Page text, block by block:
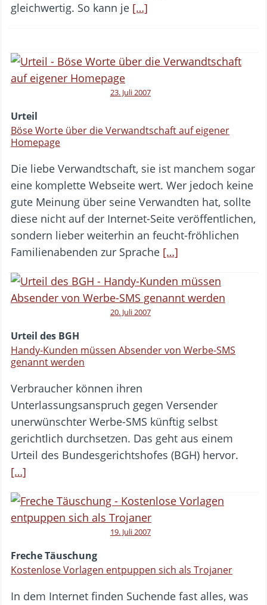
gleichwertig. So kann je […]
23. Juli 2007
Urteil
Böse Worte über die Verwandtschaft auf eigener
Homepage
Die liebe Verwandtschaft, sie ist manchem sogar
eine komplette Webseite wert. Wer jedoch keine
gute Meinung über seine Verwandten hat, sollte
diese nicht auf der Internet-Seite veröffentlichen,
sondern lieber weiterhin an feucht-fröhlichen
Familienabenden zur Sprache […]
20. Juli 2007
Urteil des BGH
Handy-Kunden müssen Absender von Werbe-SMS
genannt werden
Verbraucher können ihren
Unterlassungsanspruch gegen Versender
unerwünschter Werbe-SMS künftig selbst
gerichtlich durchsetzen. Das geht aus einem
Urteil des Bundesgerichtshofes (BGH) hervor.
[…]
19. Juli 2007
Freche Täuschung
Kostenlose Vorlagen entpuppen sich als Trojaner
In dem Internet finden Suchende fast alles, was